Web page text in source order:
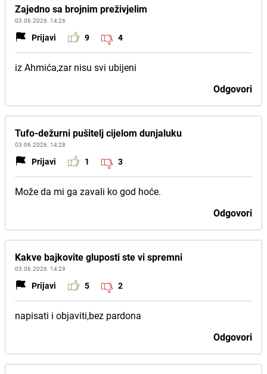
Zajedno sa brojnim preživjelim
03.06.2026. 14:26
Prijavi 9 4
iz Ahmića,zar nisu svi ubijeni
Odgovori
Tufo-dežurni pušitelj cijelom dunjaluku
03.06.2026. 14:28
Prijavi 1 3
Može da mi ga zavali ko god hoće.
Odgovori
Kakve bajkovite gluposti ste vi spremni
03.06.2026. 14:29
Prijavi 5 2
napisati i objaviti,bez pardona
Odgovori